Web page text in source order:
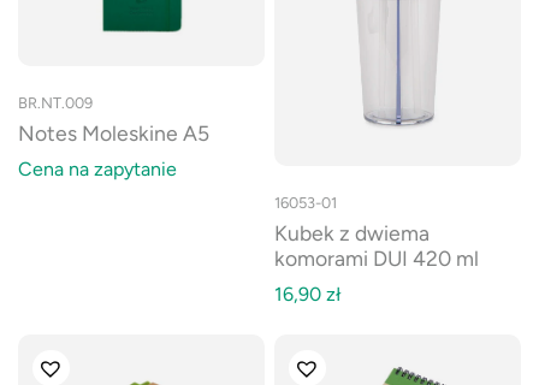
BR.NT.009
Notes Moleskine A5
Cena na zapytanie
16053-01
Kubek z dwiema
komorami DUI 420 ml
16,90 zł